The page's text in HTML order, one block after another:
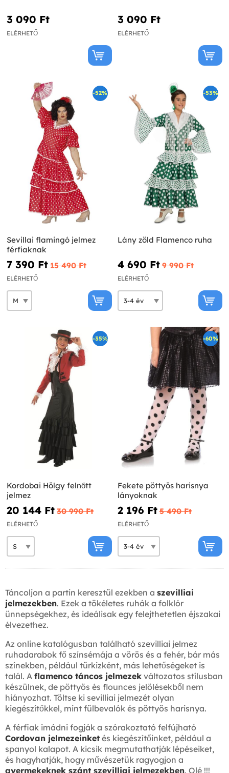
3 090 Ft‎
ELÉRHETŐ
3 090 Ft‎
ELÉRHETŐ
-52%
Sevillai flamingó jelmez
férfiaknak
7 390 Ft‎ 15 490 Ft‎
ELÉRHETŐ
-53%
Lány zöld Flamenco ruha
4 690 Ft‎ 9 990 Ft‎
ELÉRHETŐ
-35%
Kordobai Hölgy felnőtt
jelmez
20 144 Ft‎ 30 990 Ft‎
ELÉRHETŐ
-60%
Fekete pöttyös harisnya
lányoknak
2 196 Ft‎ 5 490 Ft‎
ELÉRHETŐ
Táncoljon a partin keresztül ezekben a szevilliai
jelmezekben. Ezek a tökéletes ruhák a folklór
ünnepségekhez, és ideálisak egy felejthetetlen éjszakai
élvezethez.
Az online katalógusban található szevilliai jelmez
ruhadarabok fő színsémája a vörös és a fehér, bár más
színekben, például türkizként, más lehetőségeket is
talál. A flamenco táncos jelmezek változatos stílusban
készülnek, de pöttyös és flounces jelölésekből nem
hiányozhat. Töltse ki sevilliai jelmezét olyan
kiegészítőkkel, mint fülbevalók és pöttyös harisnya.
A férfiak imádni fogják a szórakoztató felfújható
Cordovan jelmezeinket és kiegészítőinket, például a
spanyol kalapot. A kicsik megmutathatják lépéseiket,
és hagyhatják, hogy művészetük ragyogjon a
gyermekeknek szánt szevilliai jelmezekben. Olé !!!